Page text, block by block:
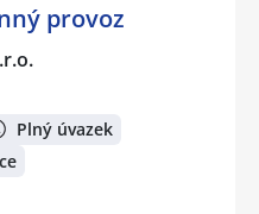
provoz
Plný úvazek